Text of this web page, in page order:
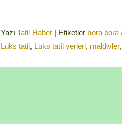
Yazı Tatil Haber | Etiketler bora bora
Lüks tatil, Lüks tatil yerleri, maldivler